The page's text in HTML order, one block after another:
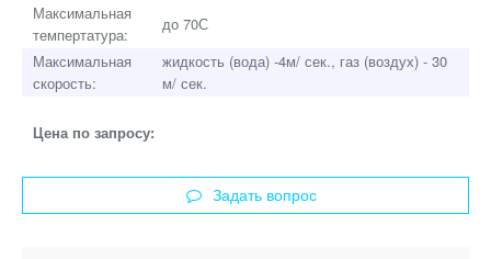
Максимальная
темпертатура:
до 70С
Максимальная
скорость:
жидкость (вода) -4м/ сек., газ (воздух) - 30
м/ сек.
Цена по запросу:
Задать вопрос